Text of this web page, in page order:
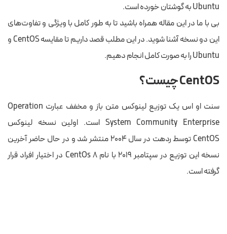
Ubuntu به گوشتان خورده است.
بی با ما در این مقاله همراه باشید تا به طور کامل با ویژگی و تفاوت‌های
این دو نسخه آشنا شوید.در این مطلب قصد داریم تا
مقایسه CentOS و
Ubuntu را به صورت کامل انجام دهیم.
CentOSچیست؟
سنت او اس یک توزیع لینوکس متن باز و مخفف عبارت Operation
System Community Enterprise است. اولین نسخه لینوکس
CentOS توسط ردهت در سال ۲۰۰۴ منتشر شد و در حال حاضر آخرین
نسخه این توزیع در سپتامبر ۲۰۱۹ با نام CentOs 8 در اختیار افراد قرار
گرفته است.